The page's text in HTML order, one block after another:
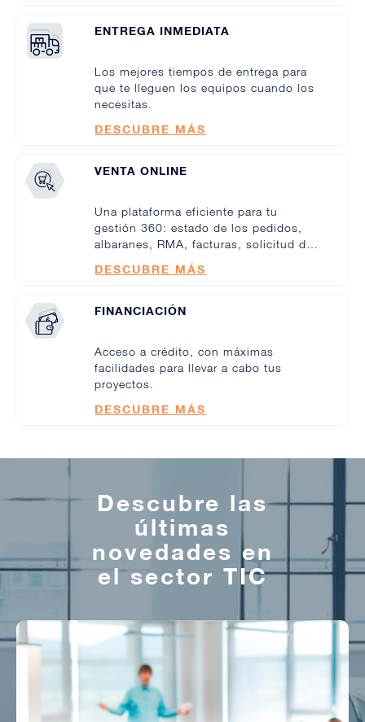
ENTREGA INMEDIATA
Los mejores tiempos de entrega para
que te lleguen los equipos cuando los
necesitas.
DESCUBRE MÁS
VENTA ONLINE
Una plataforma eficiente para tu
gestión 360: estado de los pedidos,
albaranes, RMA, facturas, solicitud de
DESCUBRE MÁS
FINANCIACIÓN
Acceso a crédito, con máximas
facilidades para llevar a cabo tus
proyectos.
DESCUBRE MÁS
Descubre las
últimas
novedades en
el sector TIC